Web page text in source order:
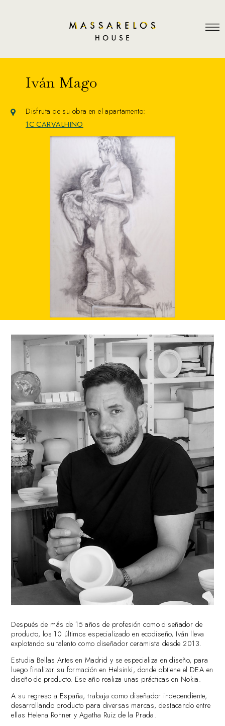
Iván Mago
Disfruta de su obra en el apartamento:
1C CARVALHINO
Después de más de 15 años de profesión como diseñador de
producto, los 10 últimos especializado en ecodiseño, Iván lleva
explotando su talento como diseñador ceramista desde 2013.
Estudia Bellas Artes en Madrid y se especializa en diseño, para
luego finalizar su formación en Helsinki, donde obtiene el DEA en
diseño de producto. Ese año realiza unas prácticas en Nokia.
A su regreso a España, trabaja como diseñador independiente,
desarrollando producto para diversas marcas, destacando entre
ellas Helena Rohner y Agatha Ruiz de la Prada.